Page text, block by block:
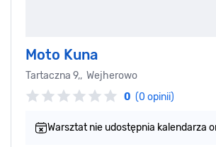
Moto Kuna
Tartaczna 9,, Wejherowo
0 (0 opinii)
Warsztat nie udostępnia kalendarza